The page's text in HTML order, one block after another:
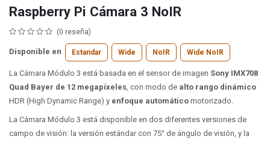
Raspberry Pi Cámara 3 NoIR
(0 reseña)
Disponible en Estandar Wide NoIR Wide NoIR
La Cámara Módulo 3 está basada en el sensor de imagen Sony IMX708
Quad Bayer de 12 megapíxeles, con modo de alto rango dinámico
HDR (High Dynamic Range) y enfoque automático motorizado.
La Cámara Módulo 3 está disponible en dos diferentes versiones de
campo de visión: la versión estándar con 75° de ángulo de visión, y la